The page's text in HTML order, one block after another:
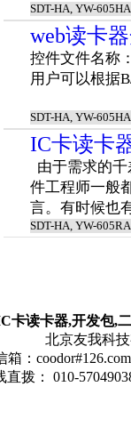
SDT-HA, YW-
web读卡
控件文件名称
用户可以根据
SDT-HA, YW-
IC卡读卡
由于需求的
件工程师一般
言。有时候也
SDT-HA, YW-
卡读卡器,开发包,
北京友我科
：
直拨： 010-